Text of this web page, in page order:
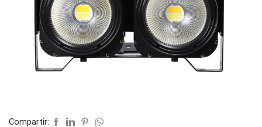
Compartir: